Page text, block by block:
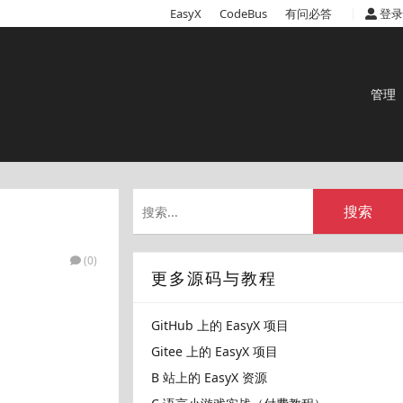
EasyX CodeBus 有问必答 登录
管理
(0)
搜索
更多源码与教程
GitHub 上的 EasyX 项目
Gitee 上的 EasyX 项目
B 站上的 EasyX 资源